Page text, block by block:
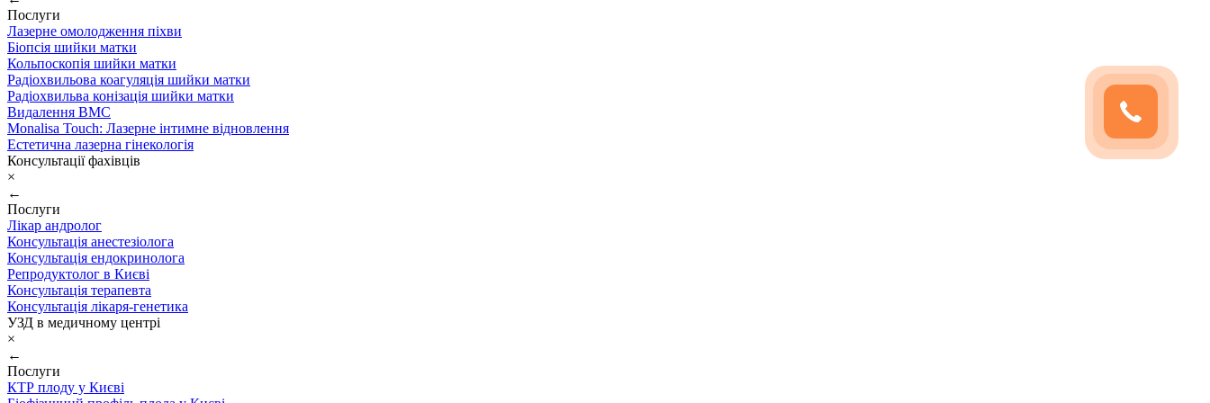
Послуги
Лазерне омолодження піхви
Біопсія шийки матки
Кольпоскопія шийки матки
Радіохвильова коагуляція шийки матки
Радіохвильва конізація шийки матки
Видалення ВМС
Monalisa Touch: Лазерне інтимне відновлення
Естетична лазерна гінекологія
Консультації фахівців
×
←
Послуги
Лікар андролог
Консультація анестезіолога
Консультація ендокринолога
Репродуктолог в Києві
Консультація терапевта
Консультація лікаря-генетика
УЗД в медичному центрі
×
←
Послуги
КТР плоду у Києві